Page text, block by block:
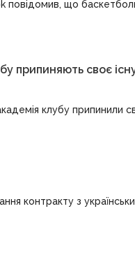
повідомив, що
припиняють своє
клубу припинили
контракту з